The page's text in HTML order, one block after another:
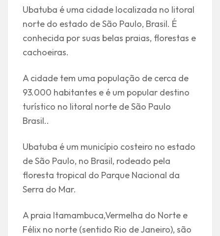
Ubatuba é uma cidade localizada no litoral
norte do estado de São Paulo, Brasil. É
conhecida por suas belas praias, florestas e
cachoeiras.
A cidade tem uma população de cerca de
93.000 habitantes e é um popular destino
turístico no litoral norte de São Paulo
Brasil..
Ubatuba é um município costeiro no estado
de São Paulo, no Brasil, rodeado pela
floresta tropical do Parque Nacional da
Serra do Mar.
A praia Itamambuca,Vermelha do Norte e
Félix no norte (sentido Rio de Janeiro), são